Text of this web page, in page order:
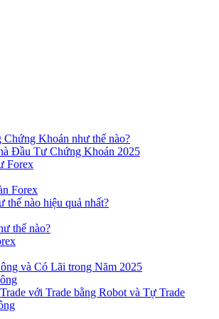
Khoán như thế nào?
Đầu Tư Chứng Khoán 2025
Forex
Forex
nào hiệu quả nhất?
thế nào?
và Có Lãi trong Năm 2025
với Trade bằng Robot và Tự Trade